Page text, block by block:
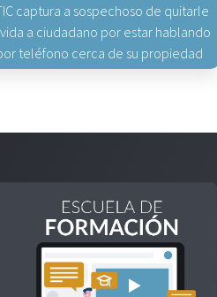
captura a sospechoso de quitarle
a ciudadano por estar hablando
teléfono cerca de su propiedad